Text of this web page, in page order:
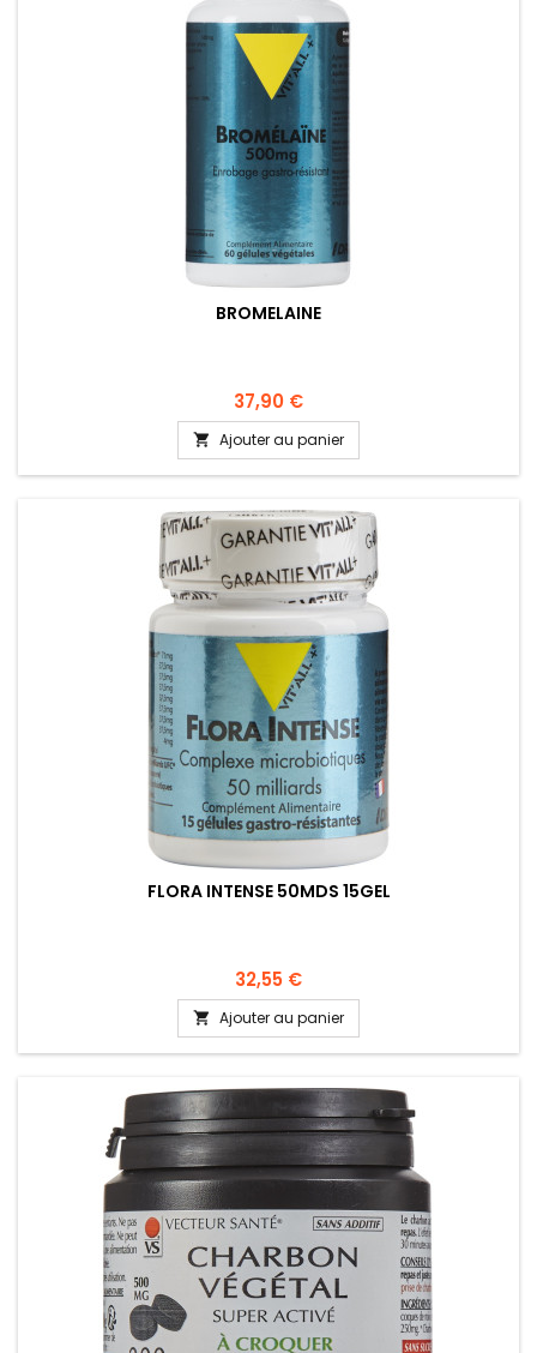
BROMELAINE
37,90 €
 Ajouter au panier
FLORA INTENSE 50MDS 15GEL
32,55 €
 Ajouter au panier